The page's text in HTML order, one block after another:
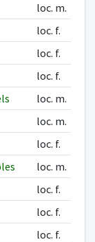
loc. m.
loc. f.
loc. f.
loc. f.
loc. m.
loc. m.
loc. f.
loc. m.
loc. f.
loc. f.
loc. f.